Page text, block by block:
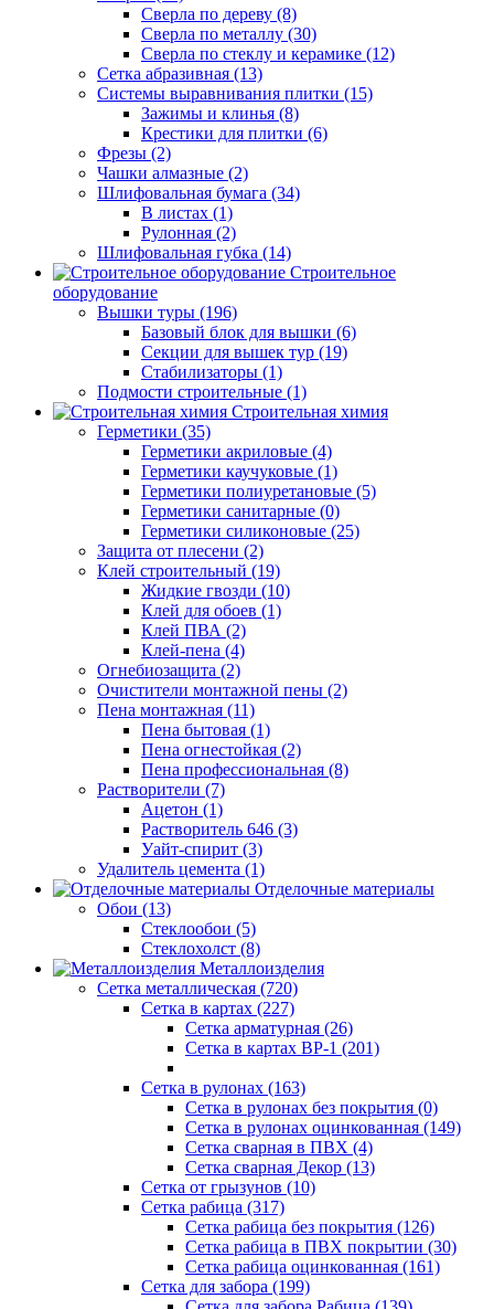
Сверла по дереву (8)
Сверла по металлу (30)
Сверла по стеклу и керамике (12)
Сетка абразивная (13)
Системы выравнивания плитки (15)
Зажимы и клинья (8)
Крестики для плитки (6)
Фрезы (2)
Чашки алмазные (2)
Шлифовальная бумага (34)
В листах (1)
Рулонная (2)
Шлифовальная губка (14)
Строительное
оборудование
Вышки туры (196)
Базовый блок для вышки (6)
Секции для вышек тур (19)
Стабилизаторы (1)
Подмости строительные (1)
Строительная химия
Герметики (35)
Герметики акриловые (4)
Герметики каучуковые (1)
Герметики полиуретановые (5)
Герметики санитарные (0)
Герметики силиконовые (25)
Защита от плесени (2)
Клей строительный (19)
Жидкие гвозди (10)
Клей для обоев (1)
Клей ПВА (2)
Клей-пена (4)
Огнебиозащита (2)
Очистители монтажной пены (2)
Пена монтажная (11)
Пена бытовая (1)
Пена огнестойкая (2)
Пена профессиональная (8)
Растворители (7)
Ацетон (1)
Растворитель 646 (3)
Уайт-спирит (3)
Удалитель цемента (1)
Отделочные материалы
Обои (13)
Стеклообои (5)
Стеклохолст (8)
Металлоизделия
Сетка металлическая (720)
Сетка в картах (227)
Сетка арматурная (26)
Сетка в картах ВР-1 (201)
Сетка в рулонах (163)
Сетка в рулонах без покрытия (0)
Сетка в рулонах оцинкованная (149)
Сетка сварная в ПВХ (4)
Сетка сварная Декор (13)
Сетка от грызунов (10)
Сетка рабица (317)
Сетка рабица без покрытия (126)
Сетка рабица в ПВХ покрытии (30)
Сетка рабица оцинкованная (161)
Сетка для забора (199)